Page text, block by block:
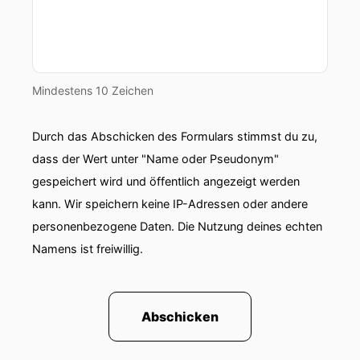
besser dabei helfen wild daran aufzulauern als
ein reicher Geschäftsmann der sogar bereit ist
00:01:05: So da wären wir.
00:01:07: Familie Schmidt soll ich klingeln?
00:01:09: ja
00:01:12: Mensch was für eine edler Klingeltour
00:01:15: du solltest dir die Schuhe abputzen
Mindestens 10 Zeichen
Durch das Abschicken des Formulars stimmst du zu,
dass der Wert unter "Name oder Pseudonym"
gespeichert wird und öffentlich angezeigt werden
kann. Wir speichern keine IP-Adressen oder andere
personenbezogene Daten. Die Nutzung deines echten
Namens ist freiwillig.
Abschicken